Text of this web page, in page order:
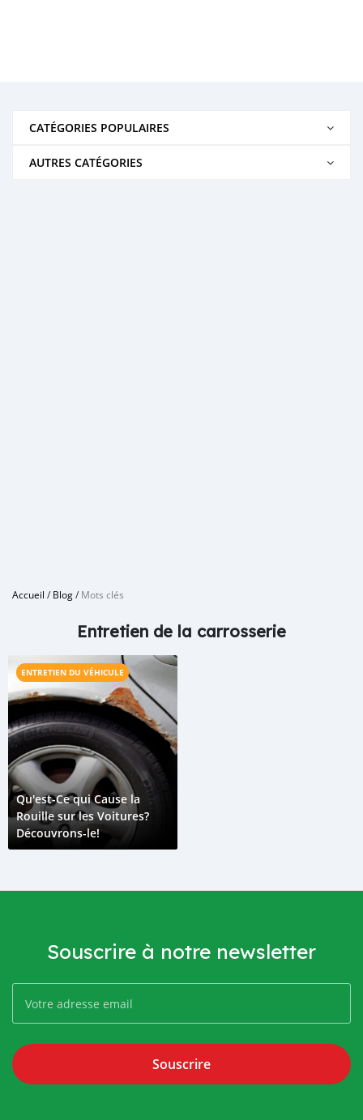
CATÉGORIES POPULAIRES
AUTRES CATÉGORIES
Accueil /Blog/Mots clés
Entretien de la carrosserie
ENTRETIEN DU VÉHICULE
Qu'est-Ce qui Cause la
Rouille sur les Voitures?
Découvrons-le!
Souscrire à notre newsletter
Souscrire